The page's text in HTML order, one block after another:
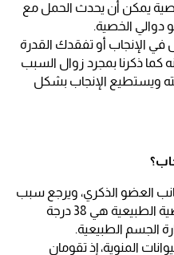
يمكن أن يحدث الحمل مع
دوالي الخصية.
الإنجاب أو تفقدك القدرة
كما ذكرنا بمجرد زوال السبب
ويستطيع الإنجاب بشكل
العضو الذكري، ويرجع سبب
تدليها ذلك إلى أن درجة حرارة الخصية الطبيعية هي 38 درجة
الجسم الطبيعية.
المنوية، إذ تقومان